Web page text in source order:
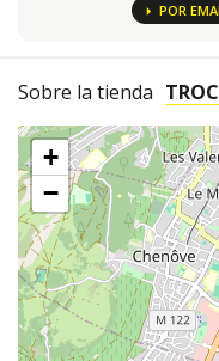
POR
Sobre la tienda
+
−